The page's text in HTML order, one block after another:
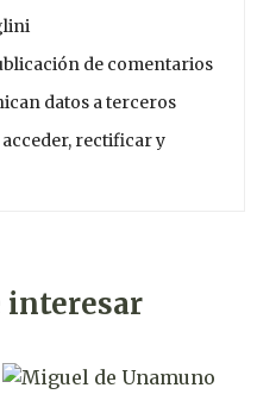
de comentarios
datos a terceros
rectificar y
interesar